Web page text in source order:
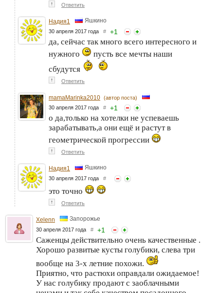
↑ Ответить
Надия1 Яшкино
30 апреля 2017 года # +1
да, сейчас так много всего интересного и
нужного
пусть все мечты наши
сбудутся
↑ Ответить
mamaMarinka2010 (автор поста)
30 апреля 2017 года # +1
о да,только на хотелки не успеваешь
зарабатывать,а они ещё и растут в
геометрической прогрессии
↑ Ответить
Надия1 Яшкино
30 апреля 2017 года #
это точно
↑ Ответить
Xelenn Запорожье
30 апреля 2017 года # +1
Саженцы действительно очень качественные .
Хорошо развитые кусты голубики, слева три
вообще на 3-х летние похожи.
Приятно, что растюхи оправдали ожидаемое!
У нас голубику продают с заоблачными